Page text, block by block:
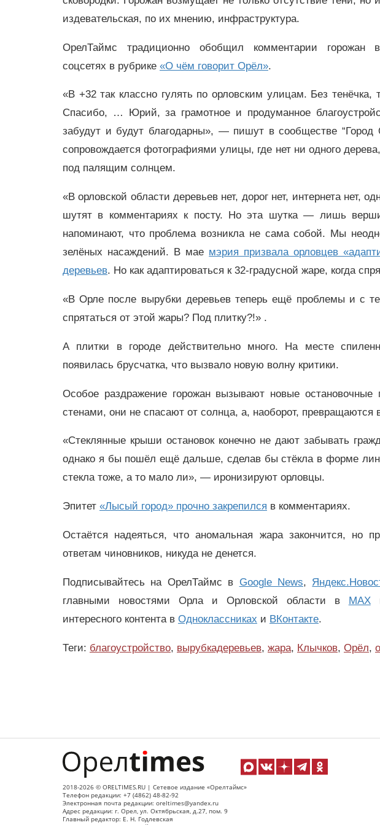
издевательская, по их мнению, инфраструктура.
ОрелТаймс традиционно обобщил комментарии горожан в
соцсетях в рубрике «О чём говорит Орёл».
«В +32 так классно гулять по орловским улицам. Без
Спасибо, … Юрий, за грамотное и продуманное
забудут и будут благодарны», — пишут в сообществе “Город
сопровождается фотографиями улицы, где нет ни одного
под палящим солнцем.
«В орловской области деревьев нет, дорог нет, интернета нет,
шутят в комментариях к посту. Но эта шутка — лишь
напоминают, что проблема возникла не сама собой. Мы
зелёных насаждений. В мае мэрия призвала орловцев
деревьев. Но как адаптироваться к 32-градусной жаре, когда
«В Орле после вырубки деревьев теперь ещё проблемы и с
спрятаться от этой жары? Под плитку?!» .
А плитки в городе действительно много. На месте
появилась брусчатка, что вызвало новую волну критики.
Особое раздражение горожан вызывают новые
стенами, они не спасают от солнца, а, наоборот, превращаются
«Стеклянные крыши остановок конечно не дают забывать
однако я бы пошёл ещё дальше, сделав бы стёкла в форме
стекла тоже, а то мало ли», — иронизируют орловцы.
Эпитет «Лысый город» прочно закрепился в комментариях.
Остаётся надеяться, что аномальная жара закончится, но
ответам чиновников, никуда не денется.
Подписывайтесь на ОрелТаймс в Google News,
главными новостями Орла и Орловской области в MAX
интересного контента в Одноклассниках и ВКонтакте.
Теги: благоустройство, вырубкадеревьев, жара, Клычков, Орёл,
2018-2026 © ORELTIMES.RU | Сетевое издание «Орелтаймс»
Телефон редакции: +7 (4862) 48-82-92
Электронная почта редакции: oreltimes@yandex.ru
Адрес редакции: г. Орел, ул. Октябрьская, д.27, пом. 9
Главный редактор: Е. Н. Годлевская